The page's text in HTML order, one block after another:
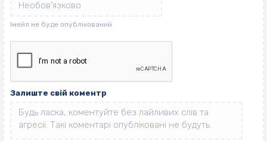
Залиште свій коментр